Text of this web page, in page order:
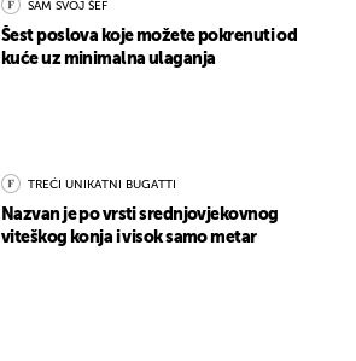
SAM SVOJ ŠEF
Šest poslova koje možete pokrenuti od
kuće uz minimalna ulaganja
TREĆI UNIKATNI BUGATTI
Nazvan je po vrsti srednjovjekovnog
viteškog konja i visok samo metar